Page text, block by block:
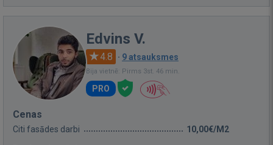
Edvins V.
4.8 · 9 atsauksmes
Bija vietnē: Pirms 3st. 46 min.
PRO
Cenas
Citi fasādes darbi 10,00€/M2